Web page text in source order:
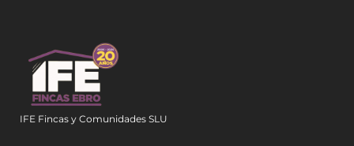
IFE Fincas y Comunidades SLU